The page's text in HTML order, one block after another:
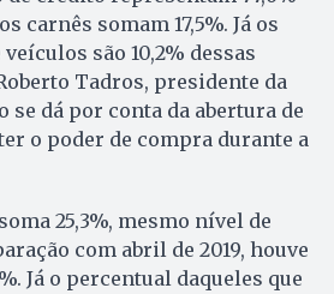
carnês somam 17,5%. Já os
são 10,2% dessas
Tadros, presidente da
se dá por conta da abertura de
o poder de compra durante a
25,3%, mesmo nível de
com abril de 2019, houve
Já o percentual daqueles que